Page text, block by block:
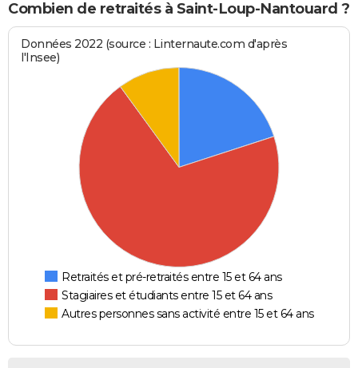
Combien de retraités à Saint-Loup-Nantouard ?
Données 2022 (source : Linternaute.com d'après
l'Insee)
Retraités et pré-retraités entre 15 et 64 ans
Stagiaires et étudiants entre 15 et 64 ans
Autres personnes sans activité entre 15 et 64 ans